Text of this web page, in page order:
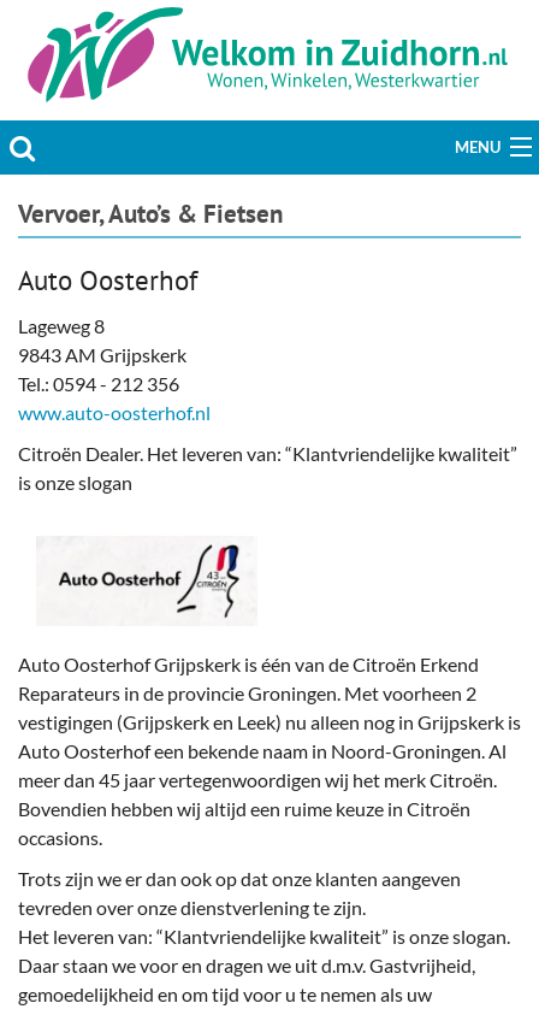
MENU
Actueel
Welzijn & Maatschappij
Bedrijven
Plaats bericht
Vervoer, Auto’s & Fietsen
Auto Oosterhof
Lageweg 8
9843 AM Grijpskerk
Tel.: 0594 - 212 356
www.auto-oosterhof.nl
Citroën Dealer. Het leveren van: “Klantvriendelijke kwaliteit”
is onze slogan
Auto Oosterhof Grijpskerk is één van de Citroën Erkend
Reparateurs in de provincie Groningen. Met voorheen 2
vestigingen (Grijpskerk en Leek) nu alleen nog in Grijpskerk is
Auto Oosterhof een bekende naam in Noord-Groningen. Al
meer dan 45 jaar vertegenwoordigen wij het merk Citroën.
Bovendien hebben wij altijd een ruime keuze in Citroën
occasions.
Trots zijn we er dan ook op dat onze klanten aangeven
tevreden over onze dienstverlening te zijn.
Het leveren van: “Klantvriendelijke kwaliteit” is onze slogan.
Daar staan we voor en dragen we uit d.m.v. Gastvrijheid,
gemoedelijkheid en om tijd voor u te nemen als uw